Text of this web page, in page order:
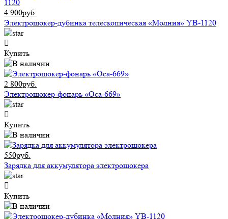
4 900руб.
Электрошокер-дубинка телескопическая «Молния» YB-1120
Купить
2 800руб.
Электрошокер-фонарь «Оса-669»
Купить
550руб.
Зарядка для аккумулятора электрошокера
Купить